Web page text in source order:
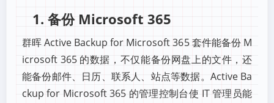
1. 备份 Microsoft 365
群晖 Active Backup for Microsoft 365 套件能备份 M
icrosoft 365 的数据，不仅能备份网盘上的文件，还
能备份邮件、日历、联系人、站点等数据。Active Ba
ckup for Microsoft 365 的管理控制台使 IT 管理员能